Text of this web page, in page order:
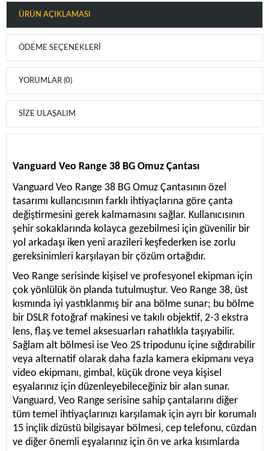
ÜRÜN AÇIKLAMASI
ÖDEME SEÇENEKLERI
YORUMLAR (0)
SIZE ULAŞALIM
Vanguard Veo Range 38 BG Omuz Çantası
Vanguard Veo Range 38 BG Omuz Çantasının özel
tasarımı kullancısının farklı ihtiyaçlarına göre çanta
değiştirmesini gerek kalmamasını sağlar. Kullanıcısının
şehir sokaklarında kolayca gezebilmesi için güvenilir bir
yol arkadaşı iken yeni arazileri keşfederken ise zorlu
gereksinimleri karşılayan bir çözüm ortağıdır.
Veo Range serisinde kişisel ve profesyonel ekipman için
çok yönlülük ön planda tutulmuştur. Veo Range 38, üst
kısmında iyi yastıklanmış bir ana bölme sunar; bu bölme
bir DSLR fotoğraf makinesi ve takılı objektif, 2-3 ekstra
lens, flaş ve temel aksesuarları rahatlıkla taşıyabilir.
Sağlam alt bölmesi ise Veo 2S tripodunu içine sığdırabilir
veya alternatif olarak daha fazla kamera ekipmanı veya
video ekipmanı, gimbal, küçük drone veya kişisel
eşyalarınız için düzenleyebileceğiniz bir alan sunar.
Vanguard, Veo Range serisine sahip çantalarını diğer
tüm temel ihtiyaçlarınızı karşılamak için ayrı bir korumalı
15 inçlik dizüstü bilgisayar bölmesi, cep telefonu, cüzdan
ve diğer önemli eşyalarınız için ön ve arka kısımlarda